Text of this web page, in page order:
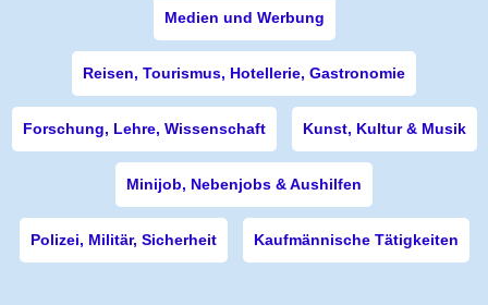
Medien und Werbung
Reisen, Tourismus, Hotellerie, Gastronomie
Forschung, Lehre, Wissenschaft Kunst, Kultur & Musik
Minijob, Nebenjobs & Aushilfen
Polizei, Militär, Sicherheit Kaufmännische Tätigkeiten